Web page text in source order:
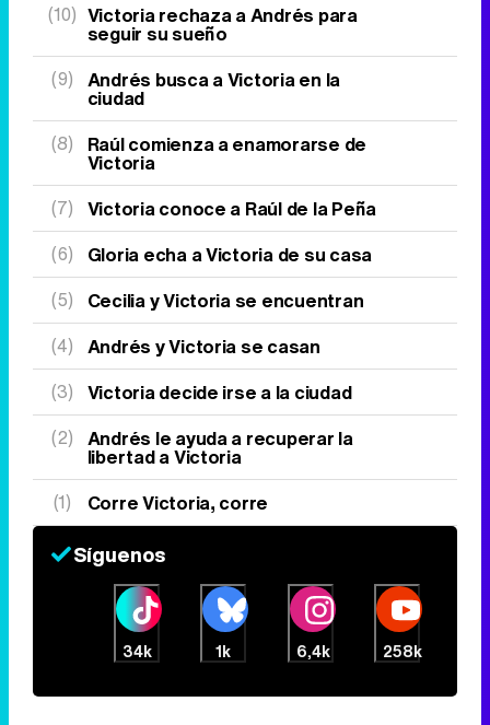
(10) Victoria rechaza a Andrés para
seguir su sueño
(9) Andrés busca a Victoria en la
ciudad
(8) Raúl comienza a enamorarse de
Victoria
(7) Victoria conoce a Raúl de la Peña
(6) Gloria echa a Victoria de su casa
(5) Cecilia y Victoria se encuentran
(4) Andrés y Victoria se casan
(3) Victoria decide irse a la ciudad
(2) Andrés le ayuda a recuperar la
libertad a Victoria
(1) Corre Victoria, corre
Síguenos
34k 1k 6,4k 258k